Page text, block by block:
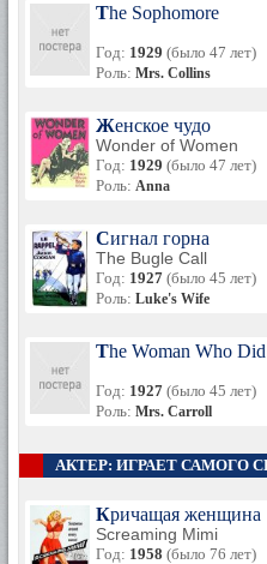
The Sophomore
Год: 1929 (было 47 лет)
Роль: Mrs. Collins
Женское чудо
Wonder of Women
Год: 1929 (было 47 лет)
Роль: Anna
Сигнал горна
The Bugle Call
Год: 1927 (было 45 лет)
Роль: Luke's Wife
The Woman Who
Год: 1927 (было 45 лет)
Роль: Mrs. Carroll
АКТЕР: ИГРАЕТ САМОГО
Кричащая женщина
Screaming Mimi
Год: 1958 (было 76 лет)